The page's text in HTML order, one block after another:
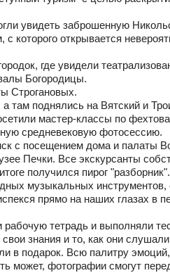
увидеть заброшенную
которого открывается
где увидели
Богородицы.
Строгановых.
там поднялись на Вятский и
мастер-классы по
средневековую фотосессию.
с посещением дома и палаты
Печки. Все экскурсанты
получился пирог
музыкальных
прямо на наших глазах в
рабочую тетрадь и выполняли
знания и то, как они
в подарок. Всю палитру
может, фотографии смогут